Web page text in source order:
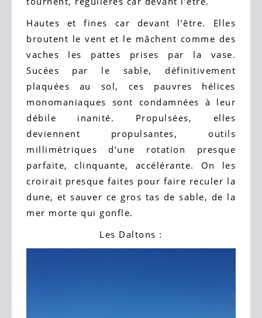
Hautes et fines car devant l’être. Elles
broutent le vent et le mâchent comme des
vaches les pattes prises par la vase.
Sucées par le sable, définitivement
plaquées au sol, ces pauvres hélices
monomaniaques sont condamnées à leur
débile inanité. Propulsées, elles
deviennent propulsantes, outils
millimétriques d’une rotation presque
parfaite, clinquante, accélérante. On les
croirait presque faites pour faire reculer la
dune, et sauver ce gros tas de sable, de la
mer morte qui gonfle.
Les Daltons :